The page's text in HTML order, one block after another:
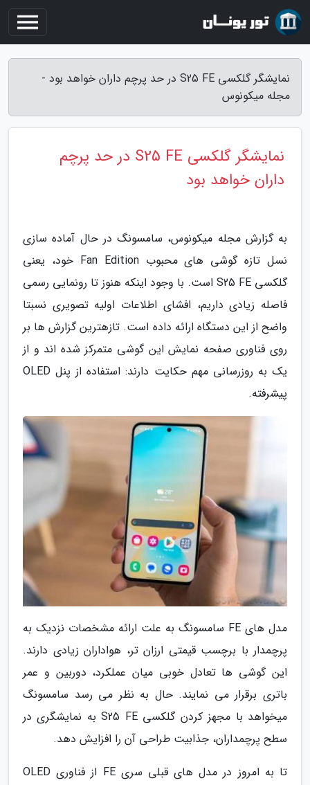
نمایشگر گلکسی S25 FE در حد پرچم داران خواهد بود -
مجله میکونوس
نمایشگر گلکسی S25 FE در حد پرچم
داران خواهد بود
به گزارش مجله میکونوس، سامسونگ در حال آماده سازی
نسل تازه گوشی های محبوب Fan Edition خود، یعنی
گلکسی S25 FE است. با وجود اینکه هنوز تا رونمایی رسمی
فاصله زیادی داریم، افشای اطلاعات اولیه تصویری نسبتا
واضح از این دستگاه ارائه داده است. تازهترین گزارش ها بر
روی فناوری صفحه نمایش این گوشی متمرکز شده اند و از
یک به روزرسانی مهم حکایت دارند: استفاده از پنل OLED
پیشرفته.
مدل های FE سامسونگ به علت ارائه مشخصات نزدیک به
پرچمدار با برچسب قیمتی ارزان تر، هواداران زیادی دارند.
این گوشی ها تعادل خوبی میان عملکرد، دوربین و عمر
باتری برقرار می نمایند. حال به نظر می رسد سامسونگ
میخواهد با مجهز کردن گلکسی S25 FE به نمایشگری در
سطح پرچمداران، جذابیت طراحی آن را افزایش دهد.
تا به امروز در مدل های قبلی سری FE از فناوری OLED